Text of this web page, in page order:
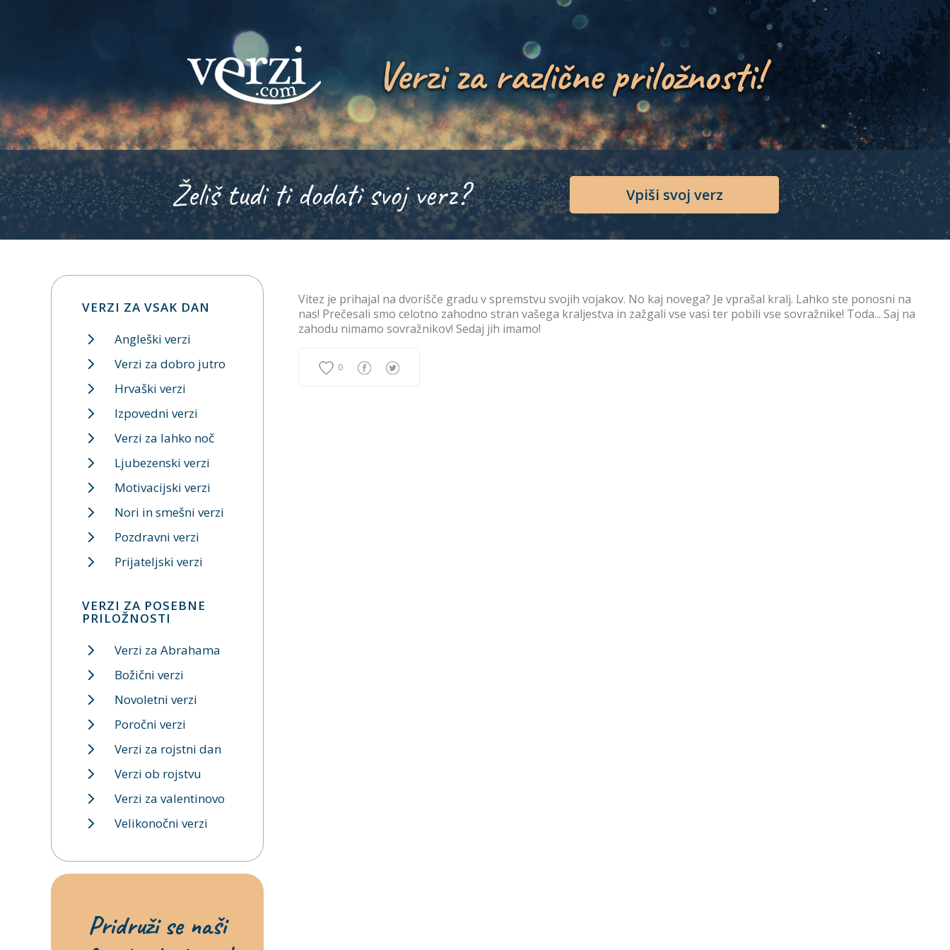
Verzi za različne priložnosti!
Želiš tudi ti dodati svoj verz? Vpiši svoj verz
Vitez je prihajal na dvorišče gradu v spremstvu svojih vojakov. No kaj novega? Je vprašal kralj. Lahko ste ponosni na
nas! Prečesali smo celotno zahodno stran vašega kraljestva in zažgali vse vasi ter pobili vse sovražnike! Toda... Saj na
zahodu nimamo sovražnikov! Sedaj jih imamo!
0
VERZI ZA VSAK DAN
Angleški verzi
Verzi za dobro jutro
Hrvaški verzi
Izpovedni verzi
Verzi za lahko noč
Ljubezenski verzi
Motivacijski verzi
Nori in smešni verzi
Pozdravni verzi
Prijateljski verzi
VERZI ZA POSEBNE
PRILOŽNOSTI
Verzi za Abrahama
Božični verzi
Novoletni verzi
Poročni verzi
Verzi za rojstni dan
Verzi ob rojstvu
Verzi za valentinovo
Velikonočni verzi
Pridruži se naši